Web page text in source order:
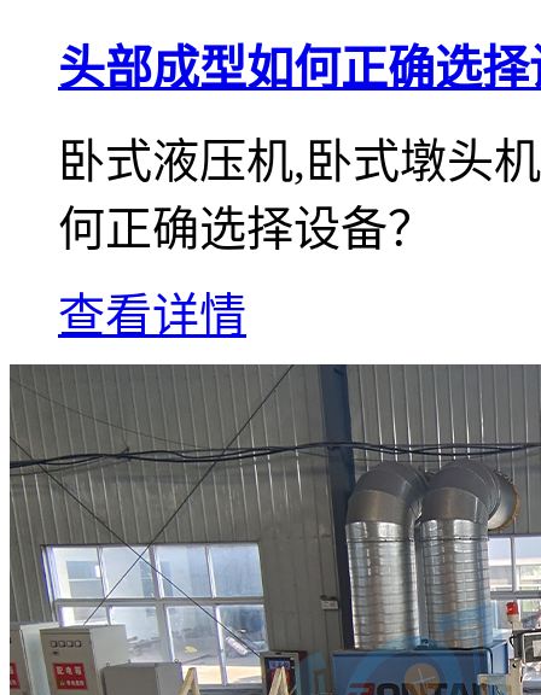
头部成型如何正确选
卧式液压机,卧式墩头
何正确选择设备？
查看详情